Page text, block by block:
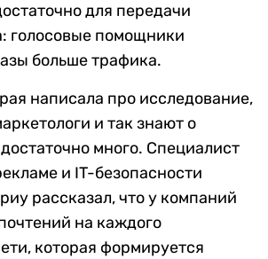
для передачи
голосовые помощники
больше трафика.
написала про исследование,
и так знают о
много. Специалист
и IT-безопасности
рассказал, что у компаний
на каждого
которая формируется